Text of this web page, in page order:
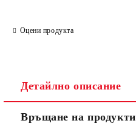
Оцени продукта
Детайлно описание
Връщане на продукти